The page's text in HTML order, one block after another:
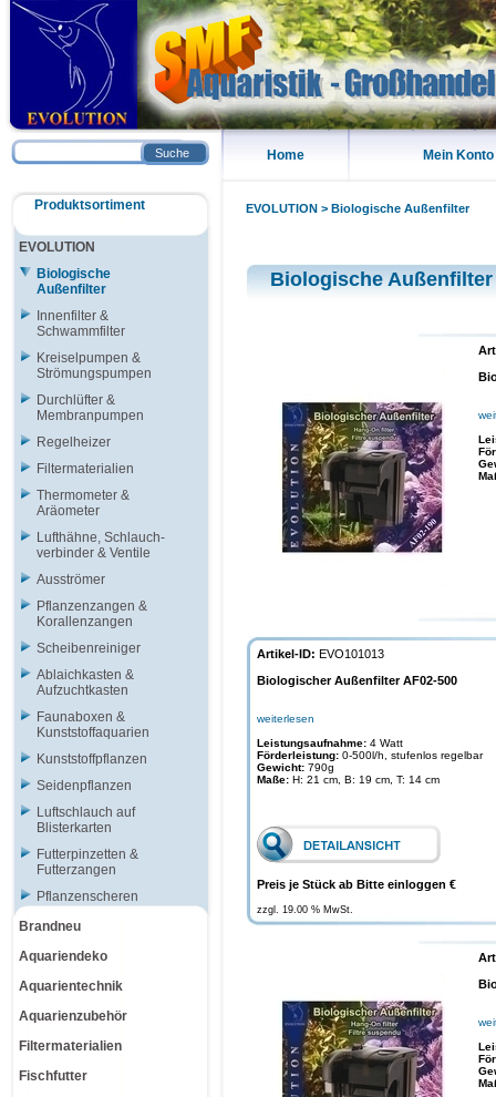
Home Mein Konto
EVOLUTION > Biologische Außenfilter
Biologische Außenfilter
Artikel-ID: EVO101013
Biologischer Außenfilter AF02-500
weiterlesen
Leistungsaufnahme: 4 Watt
Förderleistung: 0-500l/h, stufenlos regelbar
Gewicht: 790g
Maße: H: 21 cm, B: 19 cm, T: 14 cm
Preis je Stück ab Bitte einloggen €
zzgl. 19.00 % MwSt.
Suche
Produktsortiment
EVOLUTION
Biologische
Außenfilter
Innenfilter &
Schwammfilter
Kreiselpumpen &
Strömungspumpen
Durchlüfter &
Membranpumpen
Regelheizer
Filtermaterialien
Thermometer &
Aräometer
Lufthähne, Schlauch-
verbinder & Ventile
Ausströmer
Pflanzenzangen &
Korallenzangen
Scheibenreiniger
Ablaichkasten &
Aufzuchtkasten
Faunaboxen &
Kunststoffaquarien
Kunststoffpflanzen
Seidenpflanzen
Luftschlauch auf
Blisterkarten
Futterpinzetten &
Futterzangen
Pflanzenscheren
Brandneu
Aquariendeko
Aquarientechnik
Aquarienzubehör
Filtermaterialien
Fischfutter